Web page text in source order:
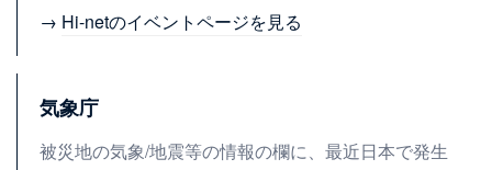
→ Hi-netのイベントページを見る
気象庁
被災地の気象/地震等の情報の欄に、最近日本で発生